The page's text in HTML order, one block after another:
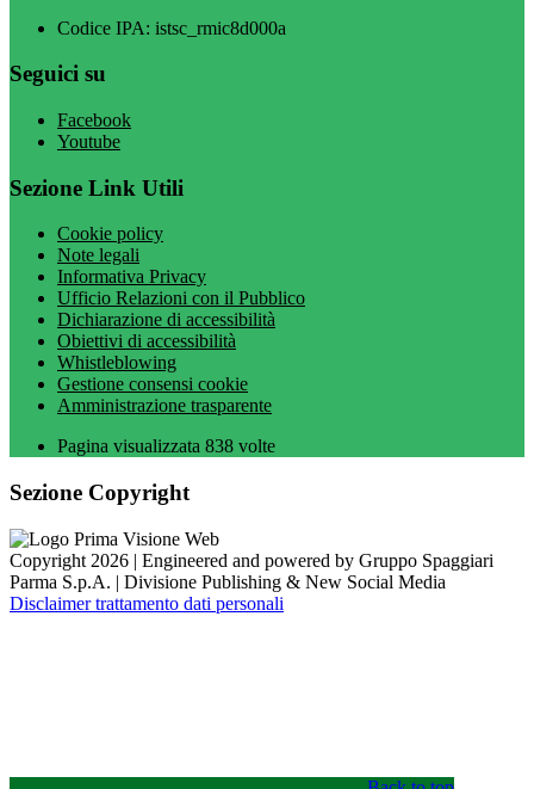
Codice IPA: istsc_rmic8d000a
Seguici su
Facebook
Youtube
Sezione Link Utili
Cookie policy
Note legali
Informativa Privacy
Ufficio Relazioni con il Pubblico
Dichiarazione di accessibilità
Obiettivi di accessibilità
Whistleblowing
Gestione consensi cookie
Amministrazione trasparente
Pagina visualizzata 838 volte
Sezione Copyright
Copyright 2026 | Engineered and powered by Gruppo Spaggiari
Parma S.p.A. | Divisione Publishing & New Social Media
Disclaimer trattamento dati personali